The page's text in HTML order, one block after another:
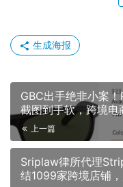
生成海报
GBC出手绝非小案
截图到手软，跨境
上一篇
Sriplaw律所代理
结1099家跨境店铺